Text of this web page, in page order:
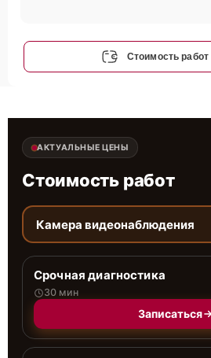
Стоимость работ
АКТУАЛЬНЫЕ ЦЕНЫ
Стоимость работ
Камера видеонаблюдения
Срочная диагностика
30 мин
Записаться